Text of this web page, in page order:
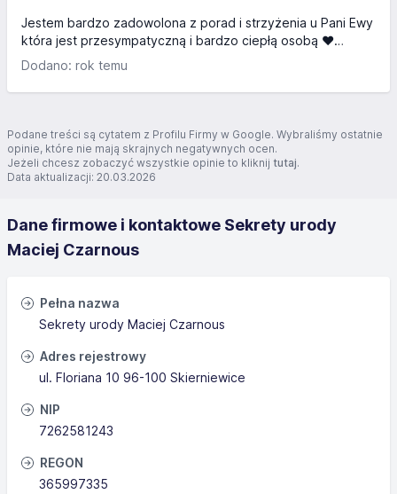
Jestem bardzo zadowolona z porad i strzyżenia u Pani Ewy
która jest przesympatyczną i bardzo ciepłą osobą ❤️
Została wykonana regeneracja Olaplexem oraz strzyżenie.
Skierniewicach, wykonanej miesiąc temu, włosy się
włosów i zmienić ich zniszczoną strukturę ❤️❤️ Bardzo
dziękuję Pani Ewie i na pewno wrócę oddać moje delikatne
włosy w te same, doświadczone ręce ❤️❤️ Serdecznie
polecam
Dodano: rok temu
Podane treści są cytatem z Profilu Firmy w Google. Wybraliśmy ostatnie
opinie, które nie mają skrajnych negatywnych ocen.
Jeżeli chcesz zobaczyć wszystkie opinie to kliknij tutaj.
Data aktualizacji: 20.03.2026
Dane firmowe i kontaktowe Sekrety urody
Maciej Czarnous
Pełna nazwa
Sekrety urody Maciej Czarnous
Adres rejestrowy
ul. Floriana 10 96-100 Skierniewice
NIP
7262581243
REGON
365997335